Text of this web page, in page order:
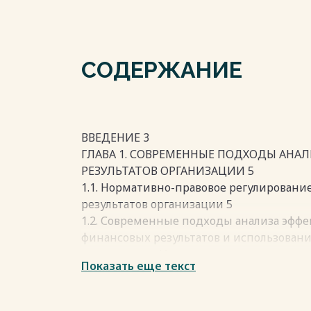
СОДЕРЖАНИЕ
ВВЕДЕНИЕ 3
ГЛАВА 1. СОВРЕМЕННЫЕ ПОДХОДЫ
РЕЗУЛЬТАТОВ ОРГАНИЗАЦИИ 5
1.1. Нормативно-правовое
результатов организации 5
1.2. Современные подходы анализа
финансовых результатов и
1.3. Методика внутреннего контроля
Показать еще текст